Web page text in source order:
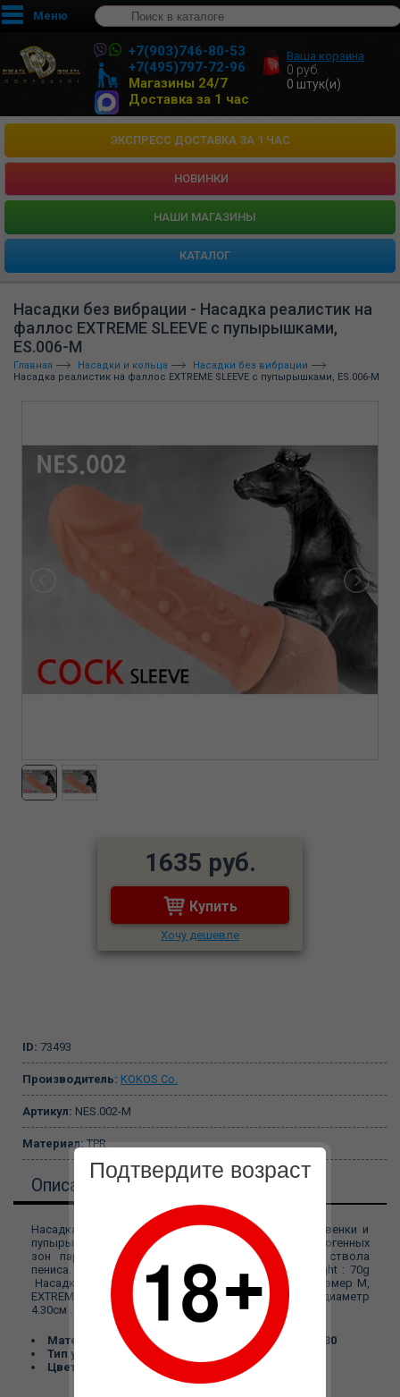
Меню
+7(903)746-80-53
+7(495)797-72-96
Магазины 24/7
Доставка за 1 час
Ваша корзина
0 руб.
0 штук(и)
ЭКСПРЕСС ДОСТАВКА ЗА 1 ЧАС
НОВИНКИ
HАШИ МАГАЗИНЫ
КАТАЛОГ
Насадки без вибрации - Насадка реалистик на
фаллос EXTREME SLEEVE с пупырышками,
ES.006-M
Главная Насадки и кольца
Насадки без вибрации
Насадка реалистик на фаллос EXTREME SLEEVE с пупырышками, ES.006-M
1635 руб.
Купить
Хочу дешевле
ID: 73493
Производитель: KOKOS Co.
Артикул: NES.002-M
Материал: TPR
Описание
Насадка очень эластичная, имеет узор выпуклые венки и
пупырышки по всей поверхности, для стимуляции эрогенных
зон партнера, увеличивает толщину головки и ствола
пениса. M. Mudium Size size : 147mm x 43mm / Weight : 70g
Насадка реалистик на фаллос, с пупырышками, размер M,
EXTREME SLEEVE NES.002 KOKOS, длина 14.70см, диаметр
4.30см .
Материал: TPE Длина, см: 14.70 Диаметр, см:
4.30
Тип упаковки:
Коробка Торговая марка:
Цвет:
Подтвердите возраст